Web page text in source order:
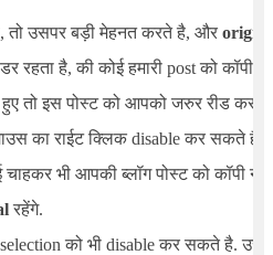
तो उसपर बड़ी मेहनत करते है, और
रहता है, की कोई हमारी post को कॉपी
तो इस पोस्ट को आपको जरुर रीड
का राईट क्लिक disable कर सकते है.
चाहकर भी आपकी ब्लॉग पोस्ट को कॉपी
रहेंगे.
को भी disable कर सकते है.